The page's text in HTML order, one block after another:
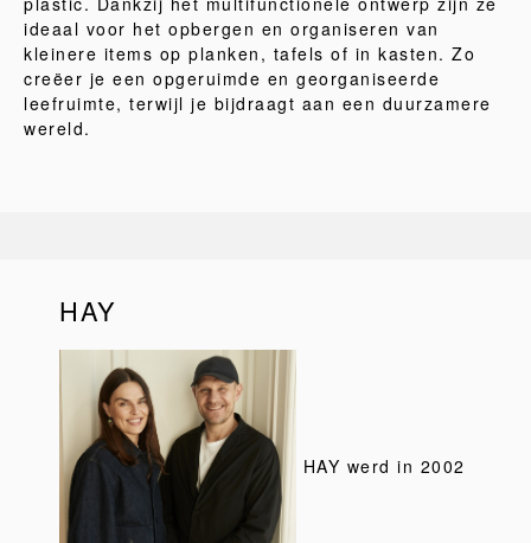
ideaal voor het opbergen en organiseren van
kleinere items op planken, tafels of in kasten. Zo
creëer je een opgeruimde en georganiseerde
leefruimte, terwijl je bijdraagt aan een duurzamere
wereld.
HAY
HAY werd in 2002